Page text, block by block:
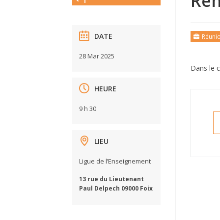
Dans le
DATE
28 Mar 2025
HEURE
9 h 30
LIEU
Ligue de l’Enseignement
13 rue du Lieutenant
Paul Delpech 09000 Foix